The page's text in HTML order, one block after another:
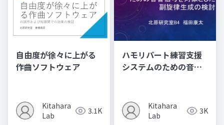
自由度が徐々に上がる
作曲ソフトウェア
Kitahara
Lab
3.1K
ハモリパート練習支援
システムのための音響
Kitahara
Lab
3K